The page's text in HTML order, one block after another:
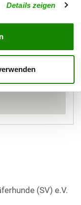
Details zeigen
(SV) e.V.